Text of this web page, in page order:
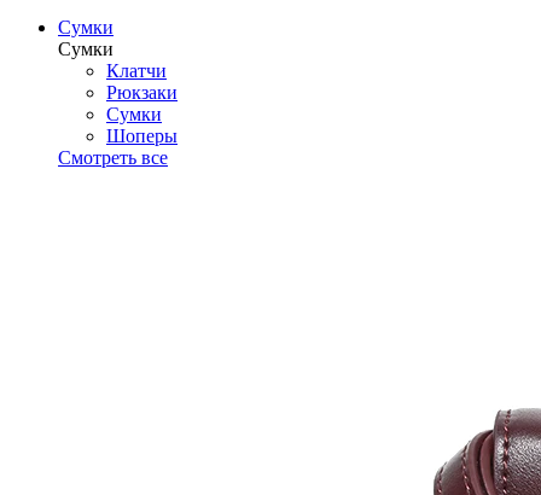
Сумки
Сумки
Клатчи
Рюкзаки
Сумки
Шоперы
Смотреть все